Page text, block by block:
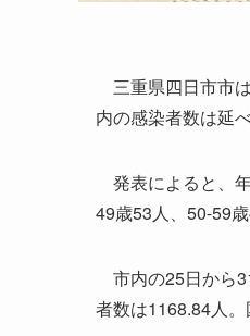
三重県四日市市
内の感染者数は延
発表によると、
49歳53人、50-59
市内の25日から
者数は1168.84人